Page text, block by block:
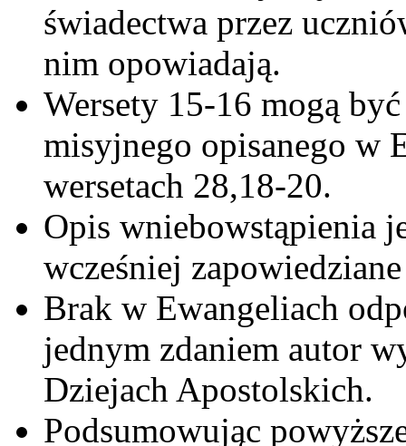
świadectwa przez
nim opowiadają.
Wersety 15-16 mogą
misyjnego opisanego w
wersetach 28,18-20.
Opis wniebowstąpienia
wcześniej
Brak w Ewangeliach
jednym zdaniem autor
Dziejach Apostolskich.
Podsumowując